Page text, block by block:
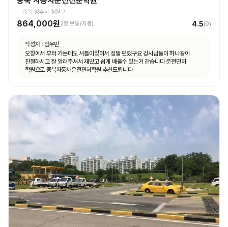
충북 청주시 청원구
864,000원 2종 보통(자동) 4.5(9)
작성자 : 임우빈
오창에서 부터 가는데도 셔틀이있어서 정말 편했구요 강사님들이 하나같이
친절하시고 잘 알려주셔서 재밌고 쉽게 배울수 있는거 같습니다 운전면허
학원으로 충북자동차운전면허학원 추천드립니다